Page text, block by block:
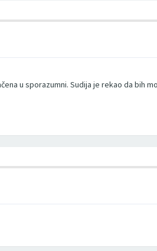
u sporazumni. Sudija je rekao da bih